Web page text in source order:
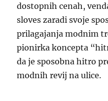
dostopnih cenah,
sloves zaradi svoje
prilagajanja modnim
pionirka koncepta
da je sposobna hitro
modnih revij na ulice.